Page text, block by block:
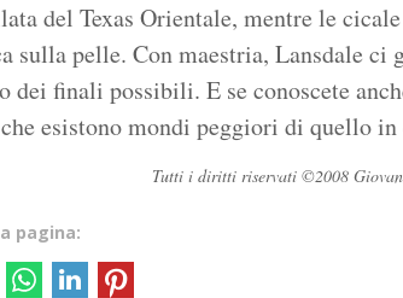
del Texas Orientale, mentre le
sulla pelle. Con maestria, Lansdale ci
dei finali possibili. E se conoscete
che esistono mondi peggiori di quello
Tutti i diritti riservati ©2008
pagina: